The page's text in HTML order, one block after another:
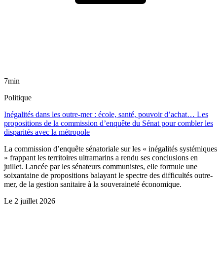
7min
Politique
Inégalités dans les outre-mer : école, santé, pouvoir d’achat… Les
propositions de la commission d’enquête du Sénat pour combler les
disparités avec la métropole
La commission d’enquête sénatoriale sur les « inégalités systémiques
» frappant les territoires ultramarins a rendu ses conclusions en
juillet. Lancée par les sénateurs communistes, elle formule une
soixantaine de propositions balayant le spectre des difficultés outre-
mer, de la gestion sanitaire à la souveraineté économique.
Le 2 juillet 2026